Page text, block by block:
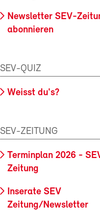
Newsletter SEV-
abonnieren
SEV-QUIZ
Weisst du's?
SEV-ZEITUNG
Terminplan 2026 -
Zeitung
Inserate SEV
Zeitung/Newsletter